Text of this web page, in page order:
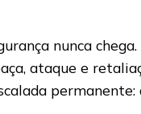
nunca
ataque e